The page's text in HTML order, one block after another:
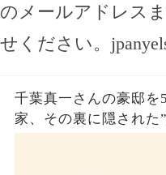
のメールアドレス
せください。
千葉真一さんの豪邸を
家、その裏に隠された